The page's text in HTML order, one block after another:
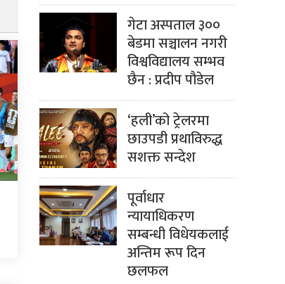
गेटा अस्पताल ३००
बेडमा सञ्चालन नगरी
विश्वविद्यालय सम्भव
छैन : प्रदीप पौडेल
‘हली’को ट्रेलरमा
छाउपडी प्रथाविरुद्ध
सशक्त सन्देश
पूर्वाधार
न्यायाधिकरण
सम्बन्धी विधेयकलाई
अन्तिम रूप दिन
छलफल